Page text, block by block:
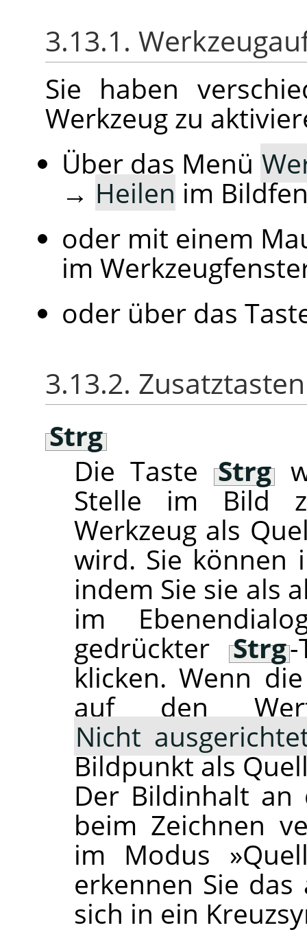
3.13.1.
Sie haben
Werkzeug zu
Über das Menü
→ Heilen im
oder mit einem
im
oder über das
3.13.2.
Strg
Die Taste Strg
Stelle im Bild
Werkzeug als
wird. Sie können
indem Sie sie als
im
gedrückter
Strg
klicken. Wenn
auf den
Nicht
Bildpunkt als
Der Bildinhalt an
beim Zeichnen
im Modus
erkennen Sie
sich in ein